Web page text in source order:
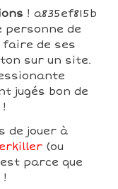
! a835ef815b
personne de
de ses
sur un site.
jugés bon de
!
de jouer à
(ou
parce que
!